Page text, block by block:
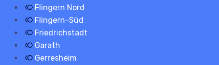
Flingern Nord
Flingern-Süd
Friedrichstadt
Garath
Gerresheim